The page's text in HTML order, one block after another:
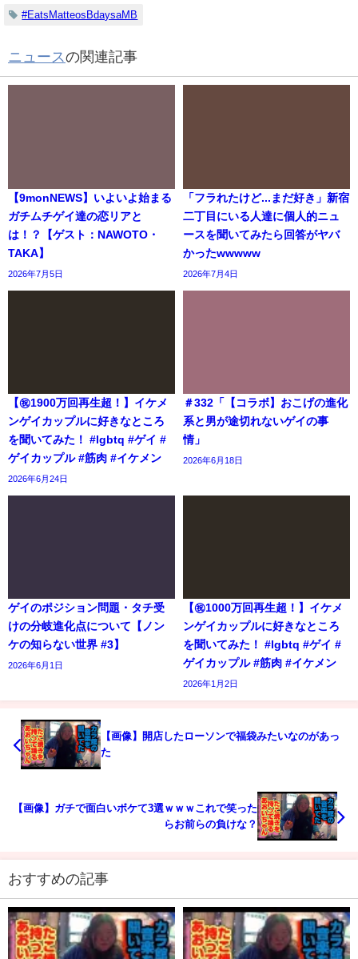
#EatsMatteosBdaysaMB
ニュースの関連記事
【9monNEWS】いよいよ始まる
ガチムチゲイ達の恋リアと
は！？【ゲスト：NAWOTO・
TAKA】
2026年7月5日
「フラれたけど...まだ好き」新宿
二丁目にいる人達に個人的ニュ
ースを聞いてみたら回答がヤバ
かったwwwww
2026年7月4日
【㊗️1900万回再生超！】イケメ
ンゲイカップルに好きなところ
を聞いてみた！ #lgbtq #ゲイ #
ゲイカップル #筋肉 #イケメン
2026年6月24日
＃332「【コラボ】おこげの進化
系と男が途切れないゲイの事
情」
2026年6月18日
ゲイのポジション問題・タチ受
けの分岐進化点について【ノン
ケの知らない世界 #3】
2026年6月1日
【㊗️1000万回再生超！】イケメ
ンゲイカップルに好きなところ
を聞いてみた！ #lgbtq #ゲイ #
ゲイカップル #筋肉 #イケメン
2026年1月2日
【画像】開店したローソンで福袋みたいなのがあっ
た
【画像】ガチで面白いボケて3選ｗｗｗこれで笑った
らお前らの負けな？
おすすめの記事